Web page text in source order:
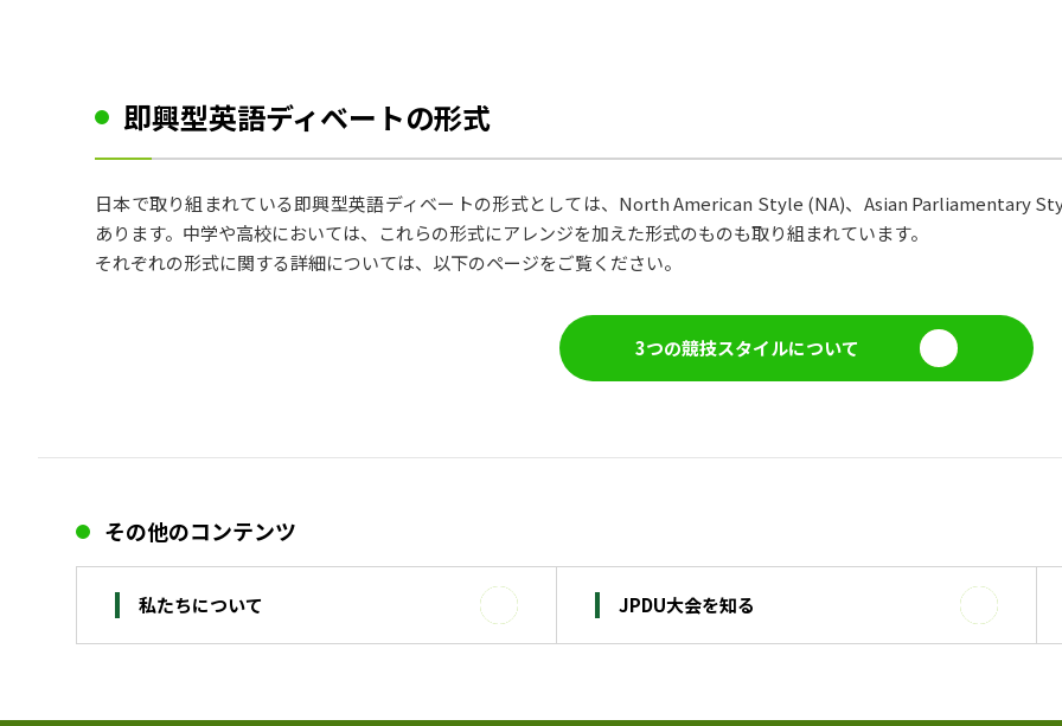
即興型英語ディベートの形式
日本で取り組まれている即興型英語ディベートの形式としては、North American Style (NA)、Asian Parliamentary
あります。中学や高校においては、これらの形式にアレンジを加えた形式のものも取り組まれています。
それぞれの形式に関する詳細については、以下のページをご覧ください。
3つの競技スタイルについて
その他のコンテンツ
私たちについて JPDU大会を知る